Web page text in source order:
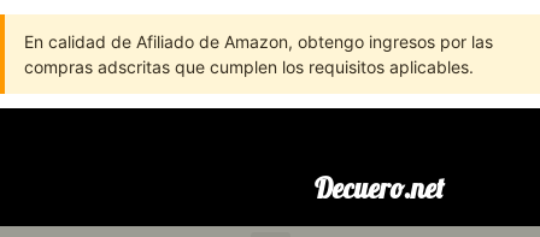
En calidad de Afiliado de Amazon, obtengo ingresos por las
compras adscritas que cumplen los requisitos aplicables.
Decuero.net